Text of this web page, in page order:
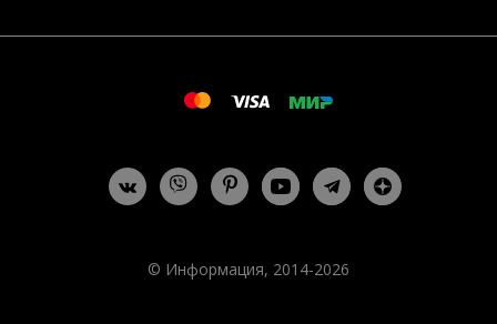
© Информация, 2014-2026